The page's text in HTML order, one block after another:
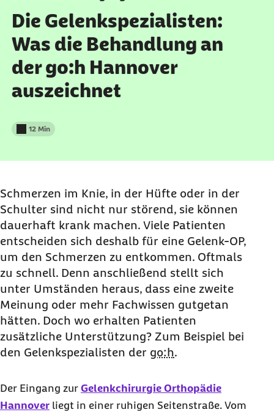
Die Gelenkspezialisten:
Was die Behandlung an
der go:h Hannover
auszeichnet
Lesedauer weniger als
12 Min
Schmerzen im Knie, in der Hüfte oder in der
Schulter sind nicht nur störend, sie können
dauerhaft krank machen. Viele Patienten
entscheiden sich deshalb für eine Gelenk-OP,
um den Schmerzen zu entkommen. Oftmals
zu schnell. Denn anschließend stellt sich
unter Umständen heraus, dass eine zweite
Meinung oder mehr Fachwissen gutgetan
hätten. Doch wo erhalten Patienten
zusätzliche Unterstützung? Zum Beispiel bei
den Gelenkspezialisten der go:h.
Der Eingang zur Gelenkchirurgie Orthopädie
Hannover liegt in einer ruhigen Seitenstraße. Vom